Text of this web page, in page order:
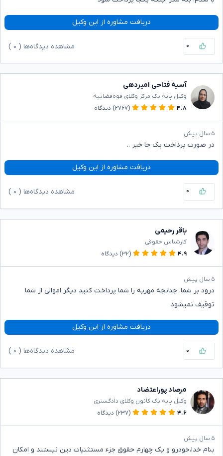
دریافت مشاوره از این وکیل
۰ مشاهده دیدگاه‌ها ( ۰
آسیه فتاحی امیردهی
وکیل پایه یک مرکز وکلای قوه‌قضاییه
۴.۸
(۲۷۶۷) دیدگاه
۵ سال پیش
در صورت پرداخت یک جا خیر ..
دریافت مشاوره از این وکیل
۰ مشاهده دیدگاه‌ها ( ۰
باقر رحیمی
کارشناس حقوقی
۴.۹
(۳۲) دیدگاه
۵ سال پیش
درود بر شما. چنانچه مهریه را شما پرداخت کنید دیگر اموالی از شما
توقیف نمیشود
دریافت مشاوره از این وکیل
۰ مشاهده دیدگاه‌ها ( ۰
مرصاد پوراعتضاد
وکیل پایه یک کانون وکلای دادگستری
۴.۶
(۲۳۷) دیدگاه
۵ سال پیش
بنام خدا،خودرو و یک چهارم حقوق جزء مستثنیات دین نیستند و امکان